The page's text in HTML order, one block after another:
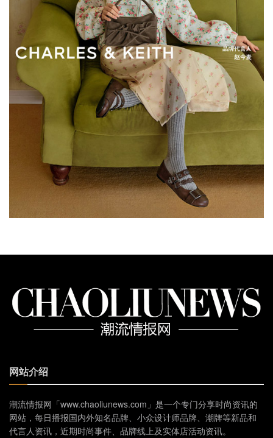
网站介绍
潮流情报网「www.chaoliunews.com」是一个专门分享时尚资讯的
网站，每日播报国内外知名品牌、小众设计师品牌、潮牌等新品和
代言人资讯，近期时尚事件、品牌线上及实体店活动资讯。